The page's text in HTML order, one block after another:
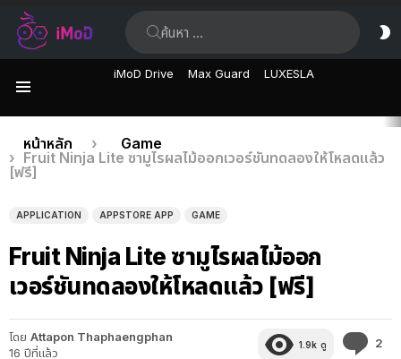
iMoD Drive Max Guard LUXESLA
เรื่อง
ล่าสุด
คุณอยู่ที่นี่:
หน้าหลัก
Game
Fruit Ninja Lite ซามูไรผลไม้ออกเวอร์ชันทดลองให้โหลดแล้ว
[ฟรี]
APPLICATION APPSTORE APP GAME
Fruit Ninja Lite ซามูไรผลไม้ออก
เวอร์ชันทดลองให้โหลดแล้ว [ฟรี]
โดย Attapon Thaphaengphan
16 ปีที่แล้ว
1.9k ดู 2